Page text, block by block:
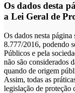
Os dados desta
a Lei Geral de
Os dados nesta
8.777/2016, podendo
Públicos e pela
não são considerados
quando de origem
Assim, todas as
legislação de proteção